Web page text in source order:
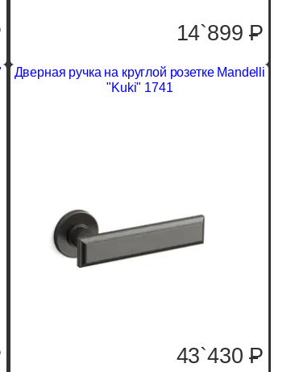
14`899P
Дверная ручка на круглой розетке Mandelli
"Kuki" 1741
43`430P